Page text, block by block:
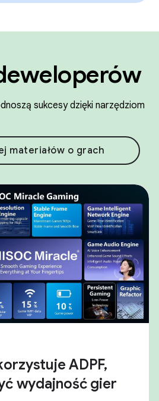
sukcesy dzięki narzędziom
materiałów o grach
ADPF,
wydajność gier